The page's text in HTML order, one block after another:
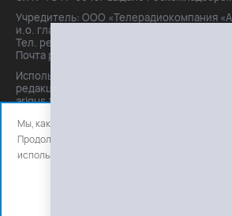
Учредитель: ООО «Телерадиокомпания
и.о. главного редактора: Маханова О.Б.
Тел. peдakции: +7(3012)21-30-14,
Почта peдakции: editor@arigus.tv
Использование материалов только с
редакции. При цитировании прямая
arigus.tv обязательна.
Мы, как и все используем файлы cookie и
Продолжая использовать сайт, вы
использования